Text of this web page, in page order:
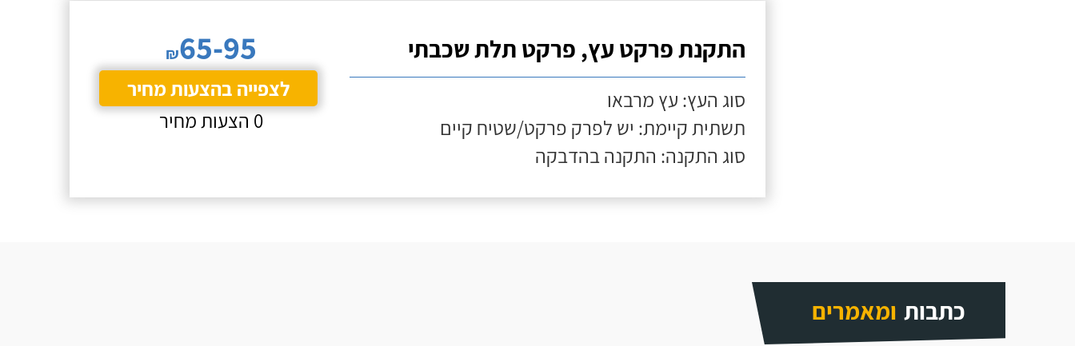
התקנת פרקט עץ, פרקט תלת שכבתי
סוג העץ: עץ מרבאו
תשתית קיימת: יש לפרק פרקט/שטיח קיים
סוג התקנה: התקנה בהדבקה
₪65-95
לצפייה בהצעות מחיר
0 הצעות מחיר
כתבות ומאמרים